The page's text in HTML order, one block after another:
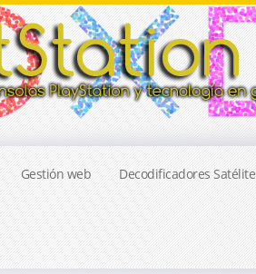
Gestión web Decodificadores Satélite